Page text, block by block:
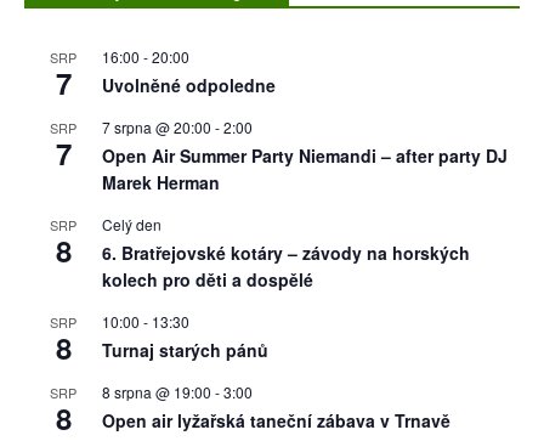
SRP
7
16:00 -20:00
Uvolněné odpoledne
SRP
7
7 srpna @ 20:00 -2:00
Open Air Summer Party Niemandi – after party DJ
Marek Herman
SRP
8
Celý den
6. Bratřejovské kotáry – závody na horských
kolech pro děti a dospělé
SRP
8
10:00 - 13:30
Turnaj starých pánů
SRP
8
8 srpna @ 19:00 -3:00
Open air lyžařská taneční zábava v Trnavě